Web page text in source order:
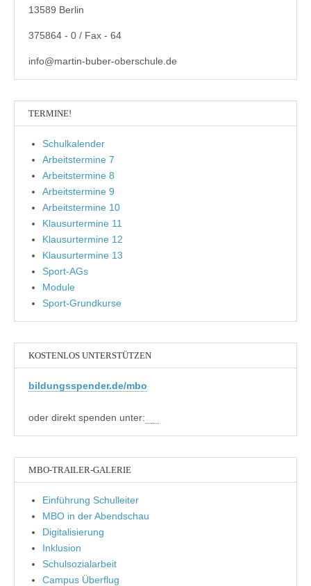
13589 Berlin
375864 - 0 / Fax - 64
info@martin-buber-oberschule.de
TERMINE!
Schulkalender
Arbeitstermine 7
Arbeitstermine 8
Arbeitstermine 9
Arbeitstermine 10
Klausurtermine 11
Klausurtermine 12
Klausurtermine 13
Sport-AGs
Module
Sport-Grundkurse
KOSTENLOS UNTERSTÜTZEN
bildungsspender.de/mbo
oder direkt spenden unter:
MBO-TRAILER-GALERIE
Einführung Schulleiter
MBO in der Abendschau
Digitalisierung
Inklusion
Schulsozialarbeit
Campus Überflug